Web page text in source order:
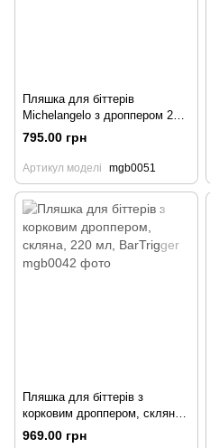
Пляшка для біттерів
Michelangelo з дроппером 220
мл, BarTrigger
795.00 грн
Артикул моделі mgb0051
Пляшка для біттерів з
корковим дроппером, скляна,
220 мл, BarTrigger
969.00 грн